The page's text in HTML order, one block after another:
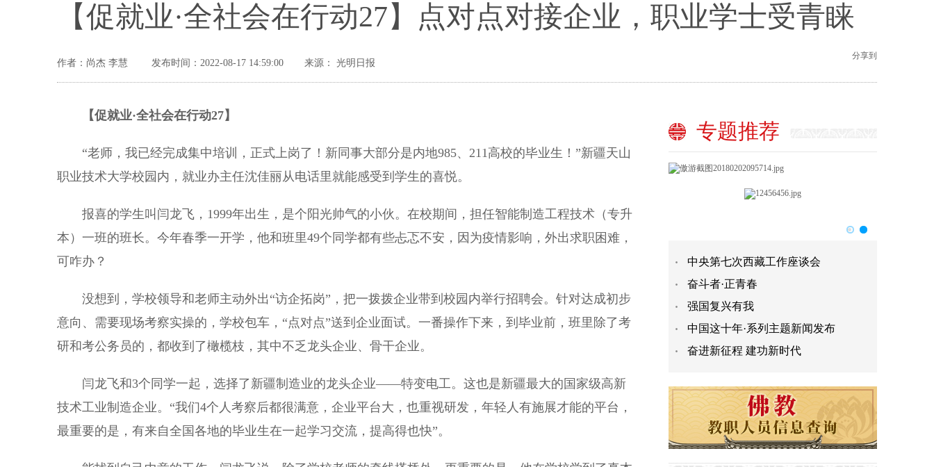
【促就业·全社会在行动27】点对点对接企业，职业学士受青睐
作者：尚杰 李慧 发布时间：2022-08-17 14:59:00 来源： 光明日报
分享到
【促就业·全社会在行动27】
“老师，我已经完成集中培训，正式上岗了！新同事大部分是内地985、211高校的毕业生！”新疆天山
职业技术大学校园内，就业办主任沈佳丽从电话里就能感受到学生的喜悦。
报喜的学生叫闫龙飞，1999年出生，是个阳光帅气的小伙。在校期间，担任智能制造工程技术（专升
本）一班的班长。今年春季一开学，他和班里49个同学都有些忐忑不安，因为疫情影响，外出求职困难，
可咋办？
没想到，学校领导和老师主动外出“访企拓岗”，把一拨拨企业带到校园内举行招聘会。针对达成初步
意向、需要现场考察实操的，学校包车，“点对点”送到企业面试。一番操作下来，到毕业前，班里除了考
研和考公务员的，都收到了橄榄枝，其中不乏龙头企业、骨干企业。
闫龙飞和3个同学一起，选择了新疆制造业的龙头企业——特变电工。这也是新疆最大的国家级高新
技术工业制造企业。“我们4个人考察后都很满意，企业平台大，也重视研发，年轻人有施展才能的平台，
最重要的是，有来自全国各地的毕业生在一起学习交流，提高得也快”。
专题推荐
中央第七次西藏工作座谈会
奋斗者·正青春
强国复兴有我
中国这十年·系列主题新闻发布
奋进新征程 建功新时代